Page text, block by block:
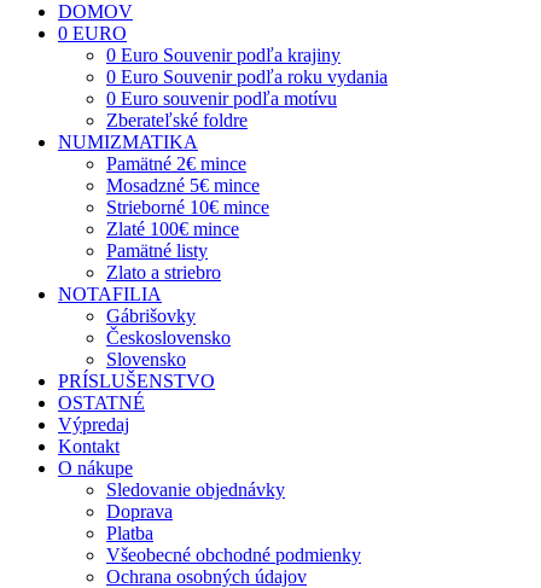
DOMOV
0 EURO
0 Euro Souvenir podľa krajiny
0 Euro Souvenir podľa roku vydania
0 Euro souvenir podľa motívu
Zberateľské foldre
NUMIZMATIKA
Pamätné 2€ mince
Mosadzné 5€ mince
Strieborné 10€ mince
Zlaté 100€ mince
Pamätné listy
Zlato a striebro
NOTAFILIA
Gábrišovky
Československo
Slovensko
PRÍSLUŠENSTVO
OSTATNÉ
Výpredaj
Kontakt
O nákupe
Sledovanie objednávky
Doprava
Platba
Všeobecné obchodné podmienky
Ochrana osobných údajov